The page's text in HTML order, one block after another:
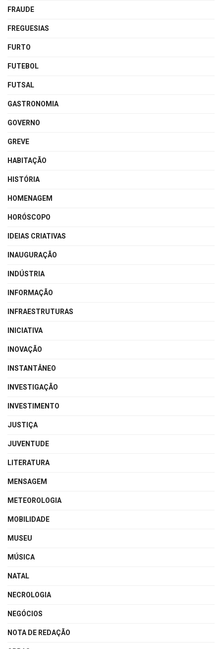
FRAUDE
FREGUESIAS
FURTO
FUTEBOL
FUTSAL
GASTRONOMIA
GOVERNO
GREVE
HABITAÇÃO
HISTÓRIA
HOMENAGEM
HORÓSCOPO
IDEIAS CRIATIVAS
INAUGURAÇÃO
INDÚSTRIA
INFORMAÇÃO
INFRAESTRUTURAS
INICIATIVA
INOVAÇÃO
INSTANTÂNEO
INVESTIGAÇÃO
INVESTIMENTO
JUSTIÇA
JUVENTUDE
LITERATURA
MENSAGEM
METEOROLOGIA
MOBILIDADE
MUSEU
MÚSICA
NATAL
NECROLOGIA
NEGÓCIOS
NOTA DE REDAÇÃO